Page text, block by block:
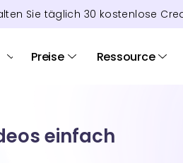
Sie täglich 30 kostenlose
Preise Ressource
einfach